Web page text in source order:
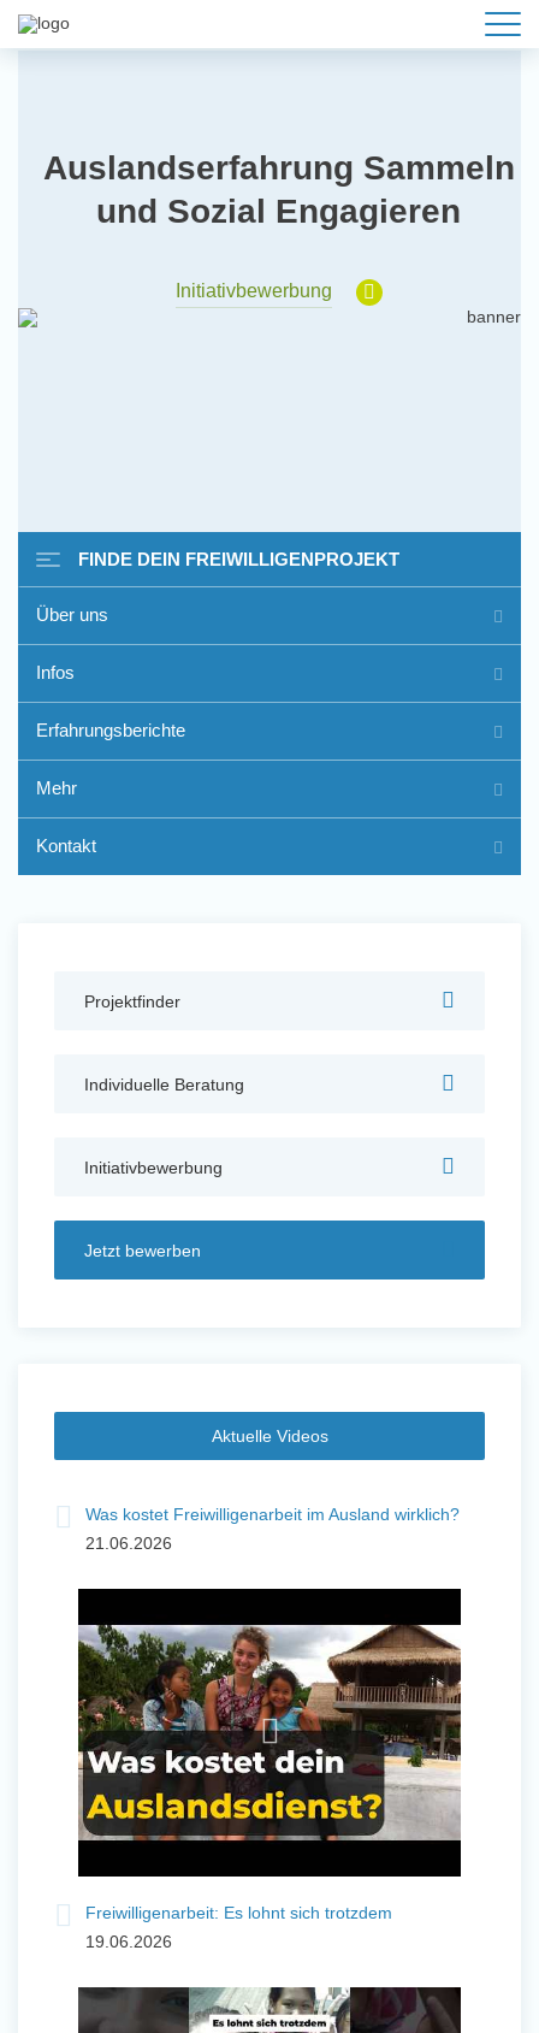
Auslandserfahrung Sammeln
und Sozial Engagieren
Initiativbewerbung
Freiwilligenarbeit im Ausland
- Erfahrungsberichte
und Sozial Engagieren
Initiativbewerbung
und Sozial Engagieren
Initiativbewerbung
FINDE DEIN FREIWILLIGENPROJEKT
Über uns
Infos
Erfahrungsberichte
Mehr
Kontakt
Projektfinder
Individuelle Beratung
Initiativbewerbung
Jetzt bewerben
Aktuelle Videos
Was kostet Freiwilligenarbeit im Ausland wirklich?
21.06.2026
Freiwilligenarbeit: Es lohnt sich trotzdem
19.06.2026